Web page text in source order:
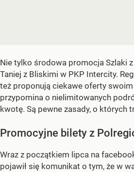
Nie tylko środowa promocja Szlaki
Taniej z Bliskimi w PKP Intercity.
też proponują ciekawe oferty
przypomina o nielimitowanych
kwotę. Są pewne zasady, o których
Promocyjne bilety z
Wraz z początkiem lipca na
pojawił się komunikat o tym, że w